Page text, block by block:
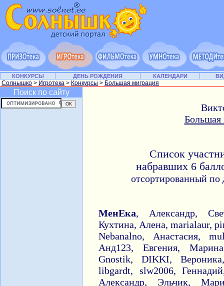
КОНКУРСЫ ДЕНЬ РОЖДЕНИЯ КАЛЕНДАРИ
Солнышко > Игротека > Конкурсы > Большая миграция
Поиск по сайту
Большая
Список
набравших 6
отсортированный по
МенЕка, Александр,
Кухтина, Алена, marialaur,
Nebanalno, Анастасия,
Анд123, Евгения,
Gnostik, DIKKI,
libgardt, slw2006,
Александр, Эльчик,